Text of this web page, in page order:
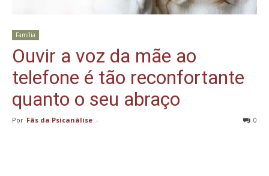
Família
Ouvir a voz da mãe ao
telefone é tão reconfortante
quanto o seu abraço
Por Fãs da Psicanálise - 0